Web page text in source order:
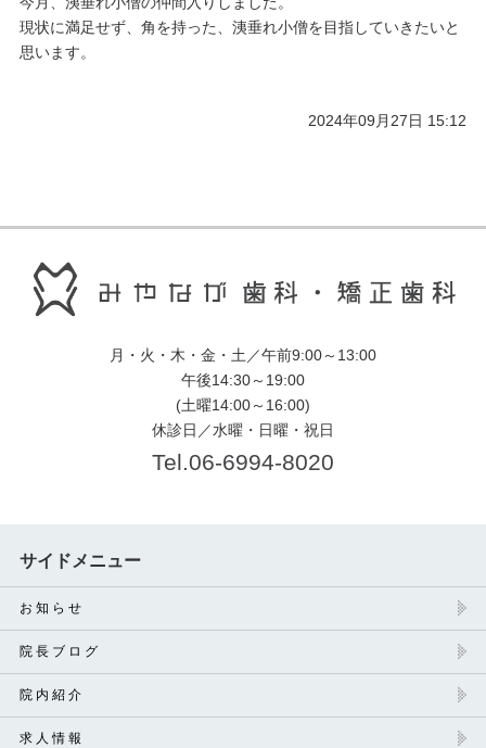
現状に満足せず、角を持った、洟垂れ小僧を目指していきたいと
思います。
2024年09月27日 15:12
月・火・木・金・土／午前9:00～13:00
午後14:30～19:00
(土曜14:00～16:00)
休診日／水曜・日曜・祝日
Tel.06-6994-8020
サイドメニュー
お 知 ら せ
院 長 ブ ロ グ
院 内 紹 介
求 人 情 報